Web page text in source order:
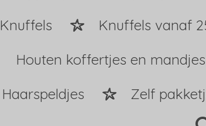
Knuffels
Knuffels vanaf
Houten koffertjes en mandjes
Haarspeldjes
Zelf